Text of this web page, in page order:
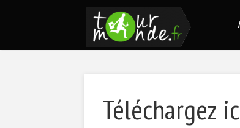
Téléchargez